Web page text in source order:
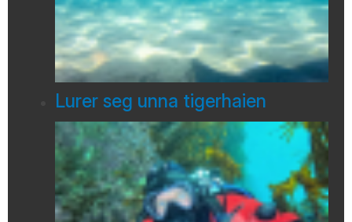
Lurer seg unna tigerhaien